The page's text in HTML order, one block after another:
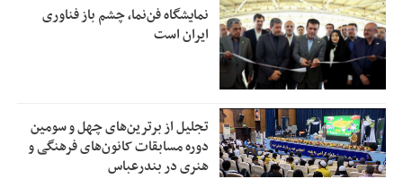
نمایشگاه فن‌نما، چشم باز فناوری
ایران است
تجلیل از بر‌ترین‌های چهل و سومین
دوره مسابقات کانون‌های فرهنگی و
هنری در بندرعباس